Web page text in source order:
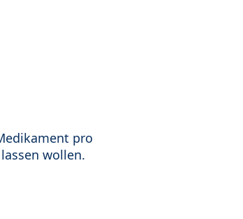
pro
wollen.